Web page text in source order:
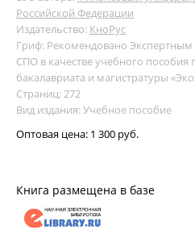
Российской Федерации
Издательство: КноРус
Гриф: Рекомендовано
СПО в качестве учебного
бакалавриата и магистратуры
Страниц: 272
Вид издания: Учебное пособие
Оптовая цена: 1 300 руб.
Книга размещена в базе